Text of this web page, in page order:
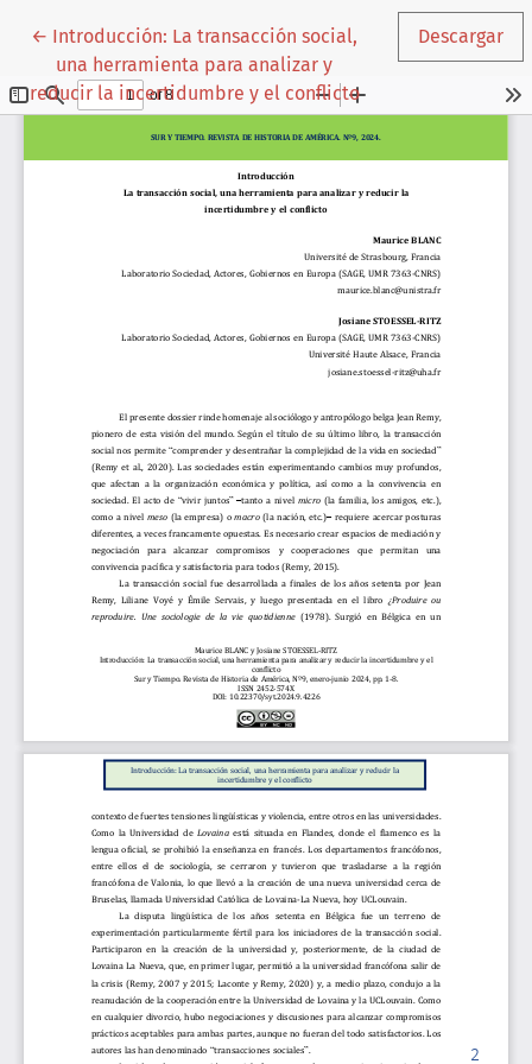
← Volver a los detalles del artículo
Introducción: La transacción social,
una herramienta para analizar y
reducir la incertidumbre y el conflicto
Descargar